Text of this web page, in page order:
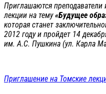
Приглашаются преподаватели
лекции на тему«Будущее
которая станет
2012 году и пройдет 14
им. А.С. Пушкина (ул. Карла
Приглашение на Томские